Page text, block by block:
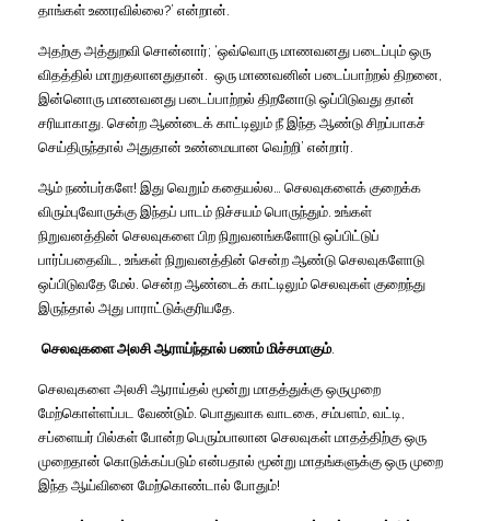
தாங்கள் உணரவில்லை?’ என்றான்
அதற்கு அத்துறவி சொன்னார்; ‘ஒவ்வொரு மாணவனது படைப்பும் ஒரு
விதத்தில் மாறுதலானதுதான் ஒரு மாணவனின் படைப்பாற்றல் திறனை
இன்னொரு மாணவனது படைப்பாற்றல் திறனோடு ஒப்பிடுவது தான்
சரியாகாது சென்ற ஆண்டைக் காட்டிலும் நீ இந்த ஆண்டு சிறப்பாகச்
செய்திருந்தால் அதுதான் உண்மையான வெற்றி’ என்றார்
ஆம் நண்பர்களே! இது வெறும் கதையல்ல செலவுகளைக் குறைக்க
விரும்புவோருக்கு இந்தப் பாடம் நிச்சயம் பொருந்தும் உங்கள்
நிறுவனத்தின் செலவுகளை பிற நிறுவனங்களோடு ஒப்பிட்டுப்
பார்ப்பதைவிட
உங்கள் நிறுவனத்தின் சென்ற ஆண்டு செலவுகளோடு
ஒப்பிடுவதே மேல் சென்ற ஆண்டைக் காட்டிலும் செலவுகள் குறைந்து
இருந்தால் அது பாராட்டுக்குரியதே
செலவுகளை அலசி ஆராய்ந்தால் பணம் மிச்சமாகும்.
செலவுகளை அலசி ஆராய்தல் மூன்று மாதத்துக்கு ஒருமுறை
மேற்கொள்ளப்பட
வேண்டும் பொதுவாக வாடகை சம்பளம் வட்டி
சப்ளையர் பில்கள் போன்ற பெரும்பாலான செலவுகள் மாதத்திற்கு ஒரு
முறைதான் கொடுக்கப்படும் என்பதால் மூன்று மாதங்களுக்கு ஒரு முறை
இந்த ஆய்வினை மேற்கொண்டால் போதும்!